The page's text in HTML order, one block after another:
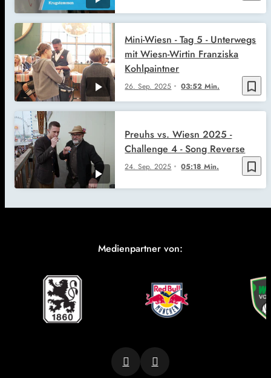
bookmark_border
26. Sep. 2025 03:52 Min.
Mini-Wiesn - Tag 5 - Unterwegs
mit Wiesn-Wirtin Franziska
Kohlpaintner
bookmark_border
24. Sep. 2025 05:18 Min.
Preuhs vs. Wiesn 2025 -
Challenge 4 - Song Reverse
Medienpartner von: